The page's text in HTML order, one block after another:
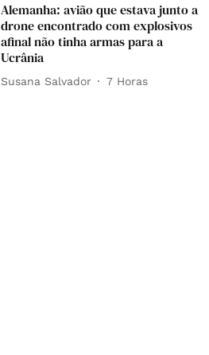
Alemanha: avião que estava junto a
drone encontrado com explosivos
afinal não tinha armas para a
Ucrânia
Susana Salvador 7 Horas